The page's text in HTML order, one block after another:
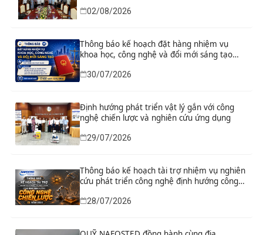
02/08/2026
Thông báo kế hoạch đặt hàng nhiệm vụ
khoa học, công nghệ và đổi mới sáng tạo
“Nghiên cứu khoa học tổng kết thi hành, đề
xuất sửa đổi, bổ sung toàn diện Hiến pháp
30/07/2026
Định hướng phát triển vật lý gắn với công
nghệ chiến lược và nghiên cứu ứng dụng
29/07/2026
Thông báo kế hoạch tài trợ nhiệm vụ nghiên
cứu phát triển công nghệ định hướng công
nghệ chiến lược năm 2026
28/07/2026